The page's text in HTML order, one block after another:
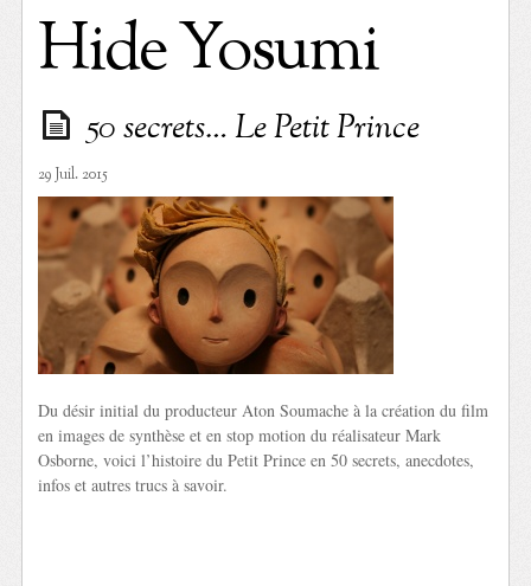
Hide Yosumi
50 secrets… Le Petit Prince
29 Juil. 2015
Du désir initial du producteur Aton Soumache à la création du film
en images de synthèse et en stop motion du réalisateur Mark
Osborne, voici l’histoire du Petit Prince en 50 secrets, anecdotes,
infos et autres trucs à savoir.